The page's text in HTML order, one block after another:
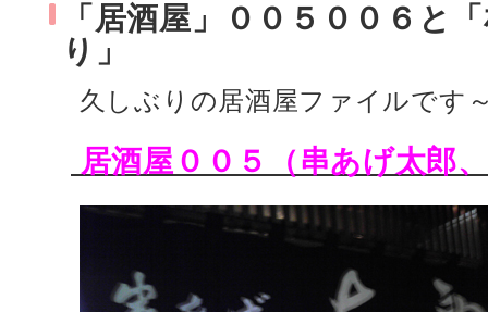
「居酒屋」００５００６と
り」
久しぶりの居酒屋ファイルです
居酒屋００５（串あげ太郎